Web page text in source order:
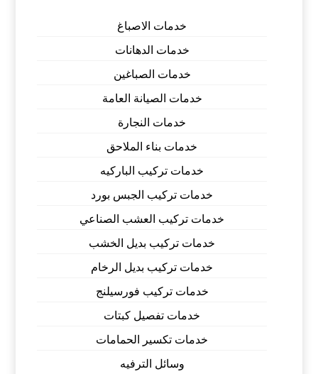
خدمات الاصباغ
خدمات الدهانات
خدمات الصباغين
خدمات الصيانة العامة
خدمات النجارة
خدمات بناء الملاحق
خدمات تركيب الباركيه
خدمات تركيب الجبس بورد
خدمات تركيب العشب الصناعي
خدمات تركيب بديل الخشب
خدمات تركيب بديل الرخام
خدمات تركيب فورسيلنج
خدمات تفصيل كبتات
خدمات تكسير الحمامات
وسائل الترفيه